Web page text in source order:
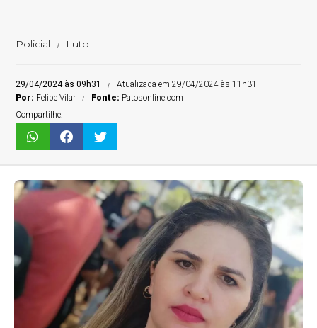
Policial Luto
29/04/2024 às 09h31
Atualizada em 29/04/2024 às 11h31
Por: Felipe Vilar Fonte: Patosonline.com
Compartilhe: